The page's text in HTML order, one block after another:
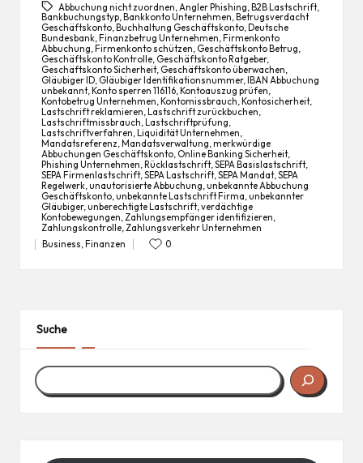
Tags:
Abbuchung nicht zuordnen Angler Phishing B2B Lastschrift,
Bankbuchungstyp, Bankkonto Unternehmen, Betrugsverdacht
Geschäftskonto, Buchhaltung Geschäftskonto, Deutsche
Bundesbank, Finanzbetrug Unternehmen, Firmenkonto
Abbuchung, Firmenkonto schützen, Geschäftskonto Betrug,
Geschäftskonto Kontrolle, Geschäftskonto Ratgeber,
Geschäftskonto Sicherheit, Geschäftskonto überwachen,
Gläubiger ID, Gläubiger Identifikationsnummer, IBAN Abbuchung
unbekannt, Konto sperren 116116, Kontoauszug prüfen,
Kontobetrug Unternehmen, Kontomissbrauch, Kontosicherheit,
Lastschrift reklamieren, Lastschrift zurückbuchen,
Lastschriftmissbrauch, Lastschriftprüfung,
Lastschriftverfahren, Liquidität Unternehmen,
Mandatsreferenz, Mandatsverwaltung,merkwürdige
Abbuchungen Geschäftskonto, Online Banking Sicherheit,
Phishing Unternehmen, Rücklastschrift,SEPA Basislastschrift,
SEPA Firmenlastschrift,SEPA Lastschrift,SEPA Mandat,SEPA
Regelwerk,unautorisierte Abbuchung,unbekannte Abbuchung
Geschäftskonto,unbekannte Lastschrift Firma,unbekannter
Gläubiger,unberechtigte Lastschrift,verdächtige
Kontobewegungen,Zahlungsempfänger identifizieren,
Zahlungskontrolle,Zahlungsverkehr Unternehmen
Posted
Business ,Finanzen 0
Suche